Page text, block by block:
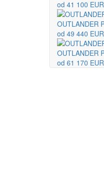
od 41 100
OUTLANDER
od 49 440
OUTLANDER
od 61 170 EUR